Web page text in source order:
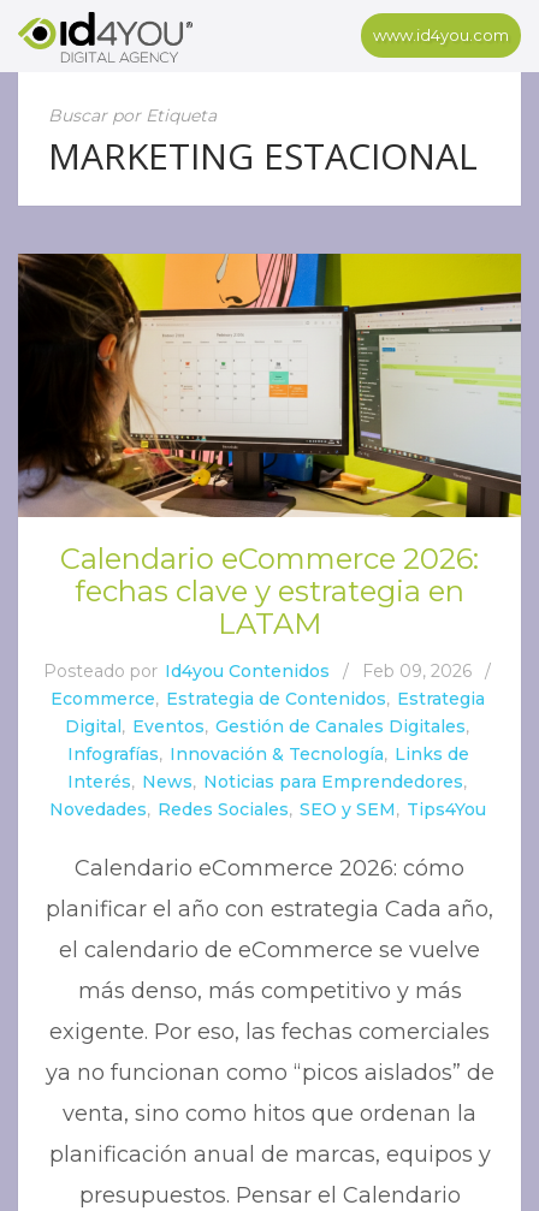
www.id4you.com
Buscar por Etiqueta
MARKETING ESTACIONAL
Calendario eCommerce 2026:
fechas clave y estrategia en
LATAM
Posteado por Id4you Contenidos / Feb 09, 2026
/
Ecommerce, Estrategia de Contenidos, Estrategia
Digital , Eventos, Gestión de Canales Digitales,
Infografías, Innovación & Tecnología, Links de
Interés, News, Noticias para Emprendedores,
Novedades, Redes Sociales, SEO y SEM, Tips4You
Calendario eCommerce 2026: cómo
planificar el año con estrategia Cada año,
el calendario de eCommerce se vuelve
más denso, más competitivo y más
exigente. Por eso, las fechas comerciales
ya no funcionan como “picos aislados” de
venta, sino como hitos que ordenan la
planificación anual de marcas, equipos y
presupuestos. Pensar el Calendario